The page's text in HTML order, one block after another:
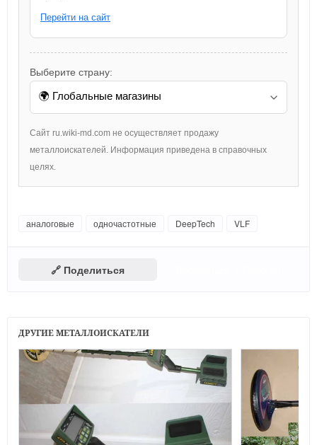
Перейти на сайт
Выберите страну:
Сайт ru.wiki-md.com не осуществляет продажу
металлоискателей. Информация приведена в справочных
целях.
аналоговые одночастотные DeepTech VLF
🔗 Поделиться
ДРУГИЕ МЕТАЛЛОИСКАТЕЛИ